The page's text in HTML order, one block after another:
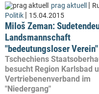
prag aktuell |
Politik | 15.04.2015
Miloš Zeman:
Landsmannschaft
"bedeutungsloser Verein"
Tschechiens
besucht Region Karlsbad
Vertriebenenverband im
"Niedergang"